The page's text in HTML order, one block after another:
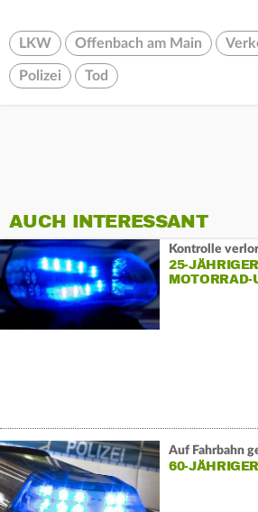
LKW Offenbach am Main
Polizei Tod
AUCH INTERESSANT
Kontrolle
25-
MOTORRAD-
Auf Fahrbahn
60-